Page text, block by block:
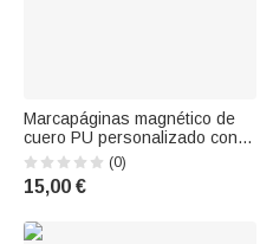
Marcapáginas magnético de
cuero PU personalizado con
diseño de cielo estrellado y
flor del mes de nacimiento, con
el nombre del destinatario;
diario, ideal como regalo de
(0)
15,00 €